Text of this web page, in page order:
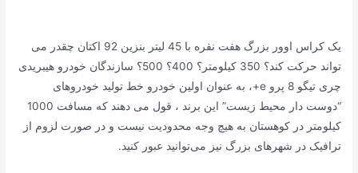
یک کراس اوور بزرگ هفت نفره با 45 لیتر بنزین 92 اکتان چقدر می
تواند حرکت کند؟ 350 کیلومتر؟ 400؟ 500؟ سازندگان خودرو هیبریدی
چری تیگو 8 پرو e+، به عنوان اولین خودرو خط تولید خودروهای
“دوست دار محیط زیست” این برند ، قول می دهند که مسافت 1000
کیلومتر در کوهستان به هیچ وجه محدودیت نیست و در صورت لزوم از
ترافیک در شهرهای بزرگ نیز می‌توانید عبور کنید.